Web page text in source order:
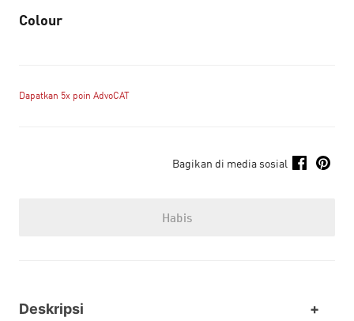
Colour
Dapatkan 5x poin AdvoCAT
Bagikan di media sosial
Habis
Deskripsi